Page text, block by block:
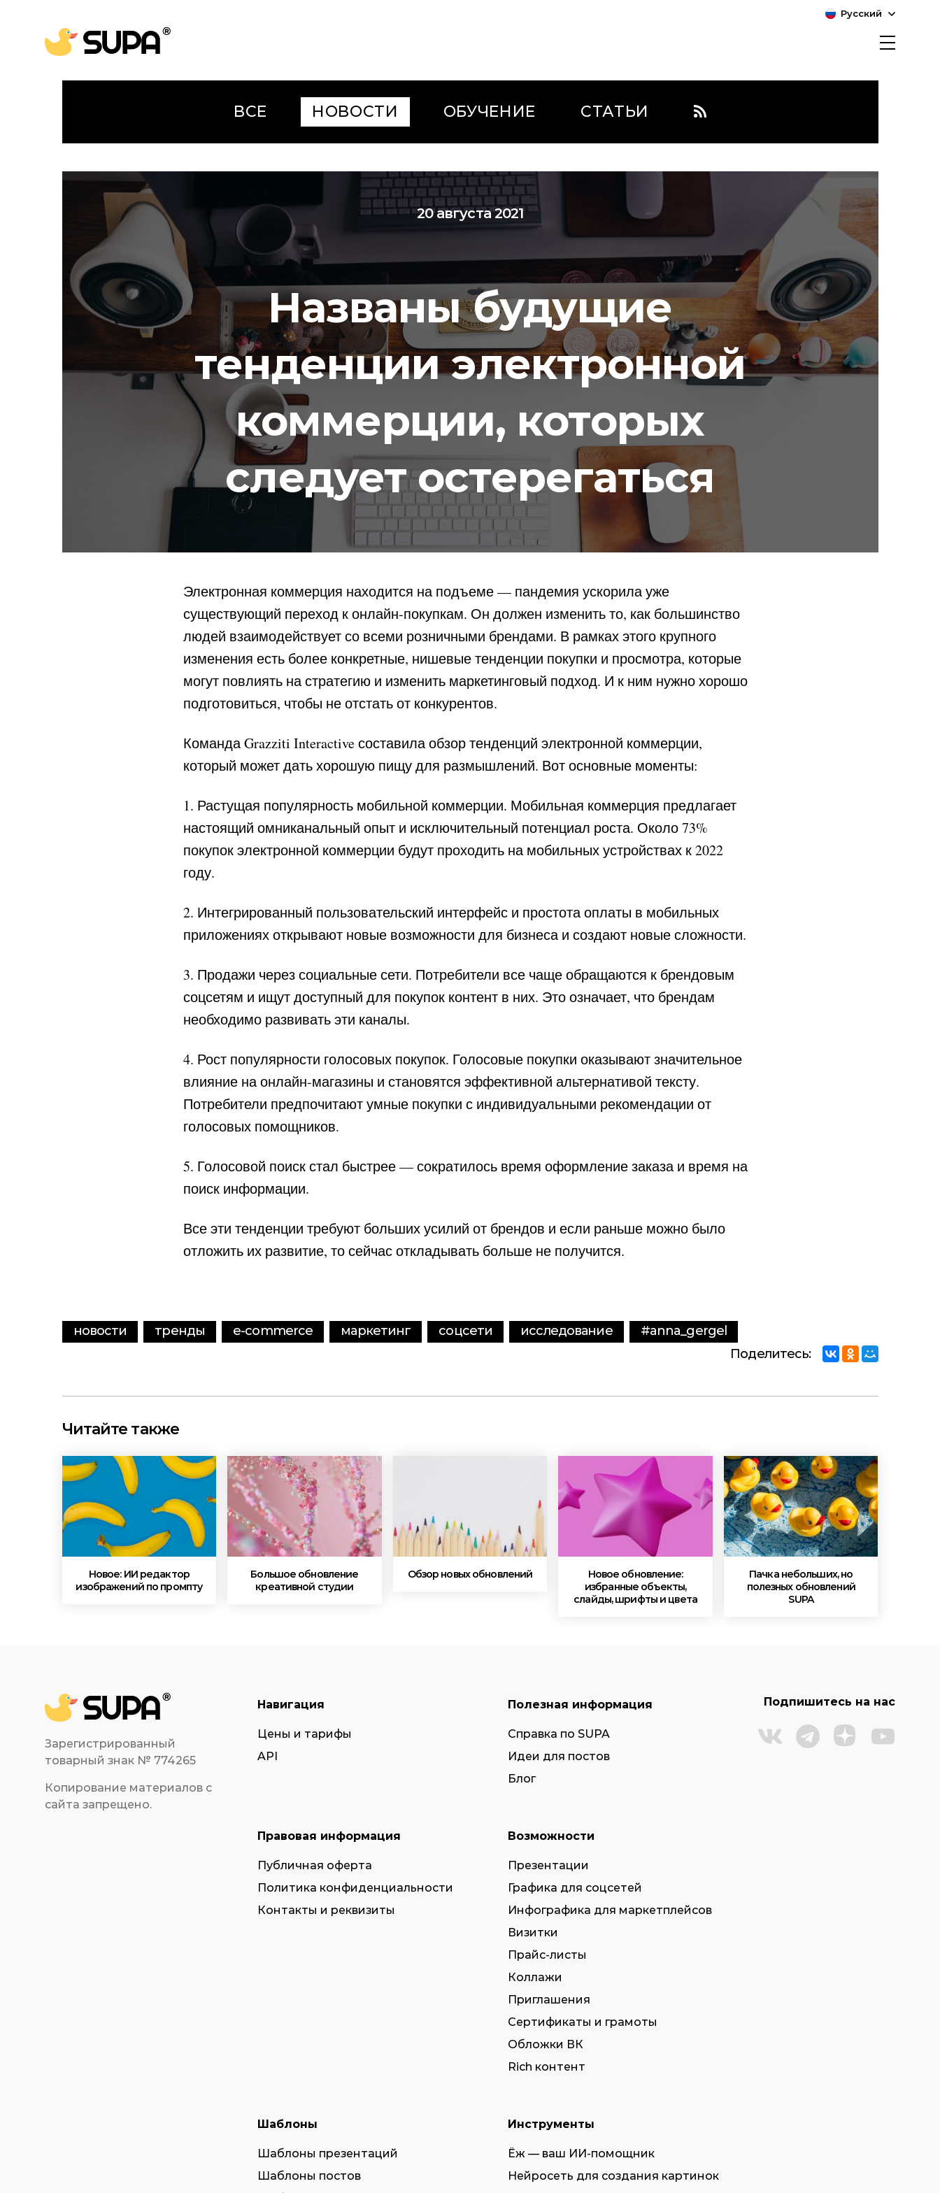
Русский
ВСЕ НОВОСТИ ОБУЧЕНИЕ СТАТЬИ
20 августа 2021
Названы будущие
тенденции электронной
коммерции, которых
следует остерегаться
Электронная коммерция находится на подъеме — пандемия ускорила уже
существующий переход к онлайн-покупкам. Он должен изменить то, как большинство
людей взаимодействует со всеми розничными брендами. В рамках этого крупного
изменения есть более конкретные, нишевые тенденции покупки и просмотра, которые
могут повлиять на стратегию и изменить маркетинговый подход. И к ним нужно хорошо
подготовиться, чтобы не отстать от конкурентов.
Команда Grazziti Interactive составила обзор тенденций электронной коммерции,
который может дать хорошую пищу для размышлений. Вот основные моменты:
1. Растущая популярность мобильной коммерции. Мобильная коммерция предлагает
настоящий омниканальный опыт и исключительный потенциал роста. Около 73%
покупок электронной коммерции будут проходить на мобильных устройствах к 2022
году.
2. Интегрированный пользовательский интерфейс и простота оплаты в мобильных
приложениях открывают новые возможности для бизнеса и создают новые сложности.
3. Продажи через социальные сети. Потребители все чаще обращаются к брендовым
соцсетям и ищут доступный для покупок контент в них. Это означает, что брендам
необходимо развивать эти каналы.
4. Рост популярности голосовых покупок. Голосовые покупки оказывают значительное
влияние на онлайн-магазины и становятся эффективной альтернативой тексту.
Потребители предпочитают умные покупки с индивидуальными рекомендации от
голосовых помощников.
5. Голосовой поиск стал быстрее — сократилось время оформление заказа и время на
поиск информации.
Все эти тенденции требуют больших усилий от брендов и если раньше можно было
отложить их развитие, то сейчас откладывать больше не получится.
новости тренды e-commerce маркетинг соцсети исследование
#anna_gergel
Поделитесь:
Читайте также
Новое: ИИ редактор
изображений по промпту
Большое обновление
креативной студии
Обзор новых обновлений
Новое обновление:
избранные объекты,
слайды, шрифты и цвета
Пачка небольших, но
полезных обновлений
SUPA
Зарегистрированный
товарный знак № 774265
Копирование материалов с
сайта запрещено.
Навигация
Цены и тарифы
API
Полезная информация
Справка по SUPA
Идеи для постов
Блог
Правовая информация
Публичная оферта
Политика конфиденциальности
Контакты и реквизиты
Возможности
Презентации
Графика для соцсетей
Инфографика для маркетплейсов
Визитки
Прайс-листы
Коллажи
Приглашения
Сертификаты и грамоты
Обложки ВК
Rich контент
Шаблоны
Шаблоны презентаций
Шаблоны постов
Инструменты
Ёж — ваш ИИ-помощник
Нейросеть для создания картинок
Подпишитесь на нас